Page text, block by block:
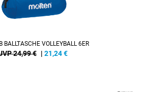
BALLTASCHE VOLLEYBALL 6ER
24,99 € | 21,24€